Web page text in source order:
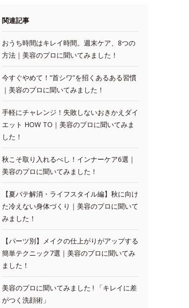
関連記事
おうち時間はキレイ時間。週末ケア、8つの
方法｜美容のプロに聞いてみました！
今すぐやめて！“首シワ”を招くあるある習慣
｜美容のプロに聞いてみました！
手軽にチャレンジ！失敗しないおきかえダイ
エット HOW TO｜美容のプロに聞いてみま
した！
秋こそ取り入れるべし！インナーケア6選｜
美容のプロに聞いてみました！
【夏バテ解消・ライフスタイル編】秋に向け
た冷えない身体づくり｜美容のプロに聞いて
みました！
【パーツ別】メイクの仕上がりがアップする
簡単テクニック7選｜美容のプロに聞いてみ
ました！
美容のプロに聞いてみました ! 「キレイに差
がつく洗顔術」